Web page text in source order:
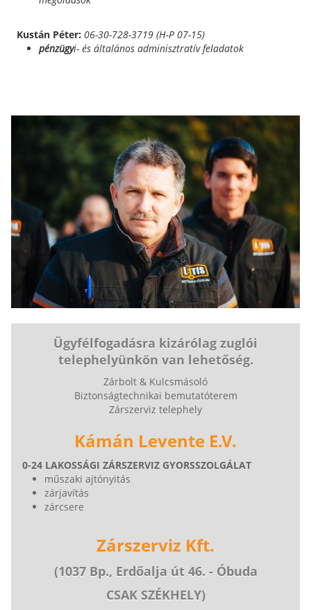
Kustán Péter: 06-30-728-3719 (H-P 07-15)
pénzügyi- és általános adminisztratív feladatok
Ügyfélfogadásra kizárólag zuglói
telephelyünkön van lehetőség.
Zárbolt & Kulcsmásoló
Biztonságtechnikai bemutatóterem
Zárszerviz telephely
Kámán Levente E.V.
0-24 LAKOSSÁGI ZÁRSZERVIZ GYORSSZOLGÁLAT
műszaki ajtónyitás
zárjavítás
zárcsere
Zárszerviz Kft.
(1037 Bp., Erdőalja út 46. - Óbuda
CSAK SZÉKHELY)